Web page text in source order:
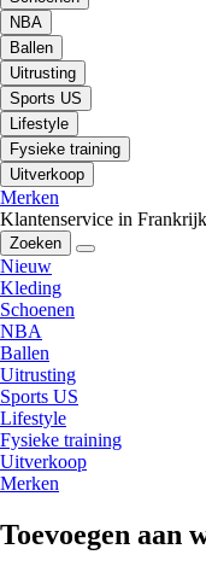
NBA
Ballen
Uitrusting
Sports US
Lifestyle
Fysieke training
Uitverkoop
Merken
Klantenservice in Frankrijk
Zoeken
Nieuw
Kleding
Schoenen
NBA
Ballen
Uitrusting
Sports US
Lifestyle
Fysieke training
Uitverkoop
Merken
Toevoegen aan